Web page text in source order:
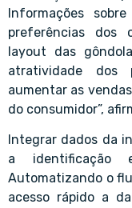
Informações
preferências dos
layout das
atratividade dos
aumentar as
do consumidor”,
Integrar dados da
a identificação
Automatizando o
acesso rápido a